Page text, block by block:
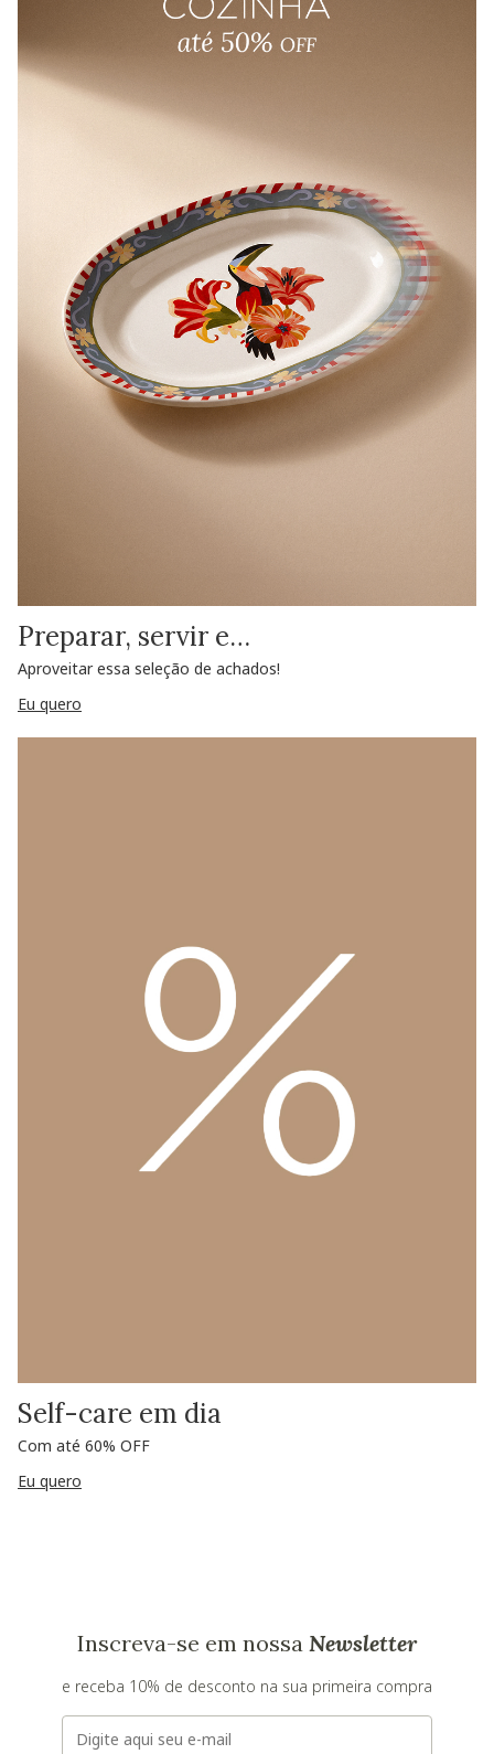
Preparar, servir e…
Aproveitar essa seleção de achados!
Eu quero
Self-care em dia
Com até 60% OFF
Eu quero
Inscreva-se em nossa Newsletter
e receba 10% de desconto na sua primeira compra
E-mail